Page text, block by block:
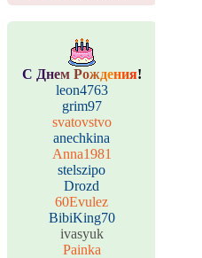
С Днем Рождения!
leon4763
grim97
svatovstvo
anechkina
Anna1981
stelszipo
Drozd
60Evulez
BibiKing70
ivasyuk
Painka